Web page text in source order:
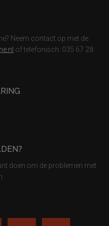
Neem contact op met de
of telefonisch: 035 67 28
doen om de problemen met